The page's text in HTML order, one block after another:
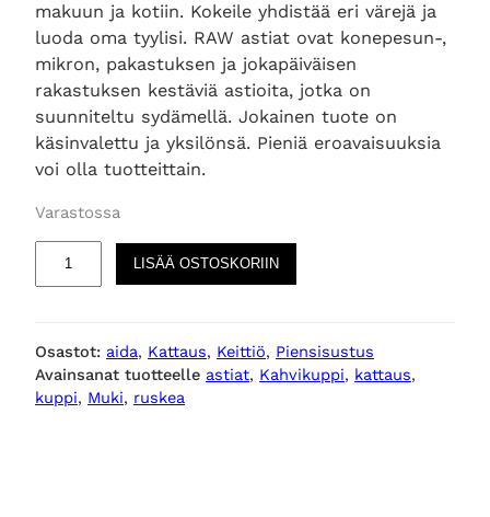
makuun ja kotiin. Kokeile yhdistää eri värejä ja
luoda oma tyylisi. RAW astiat ovat konepesun-,
mikron, pakastuksen ja jokapäiväisen
rakastuksen kestäviä astioita, jotka on
suunniteltu sydämellä. Jokainen tuote on
käsinvalettu ja yksilönsä. Pieniä eroavaisuuksia
voi olla tuotteittain.
Varastossa
e
t
a
LISÄÄ OSTOSKORIIN
Osastot: aida, Kattaus, Keittiö, Piensisustus
Avainsanat tuotteelle astiat, Kahvikuppi, kattaus
kuppi, Muki, ruskea